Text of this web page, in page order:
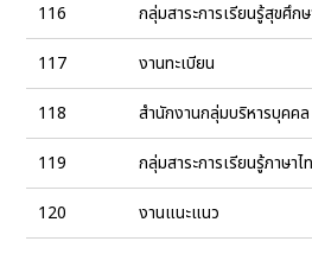
116
กลุ่มสาระการเรียนรู้สุขศึก
117
งานทะเบียน
118
สํานักงานกลุ่มบริหารบุคคล
119
กลุ่มสาระการเรียนรู้ภาษาไ
120
งานแนะแนว